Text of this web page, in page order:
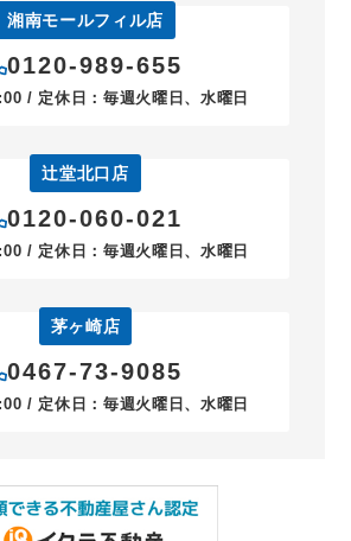
湘南モールフィル店
0120-989-655
/ 定休日：毎週火曜日、水曜日
辻堂北口店
0120-060-021
/ 定休日：毎週火曜日、水曜日
茅ヶ崎店
0467-73-9085
/ 定休日：毎週火曜日、水曜日